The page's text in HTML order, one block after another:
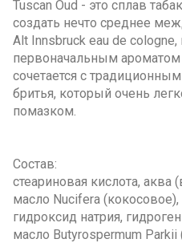
Tuscan Oud - это сплав
создать нечто среднее
Alt Innsbruck eau de
первоначальным ароматом
сочетается с
бритья, который очень
помазком.
Состав:
стеариновая кислота, аква
масло Nucifera
гидроксид натрия,
масло Butyrospermum Parkii